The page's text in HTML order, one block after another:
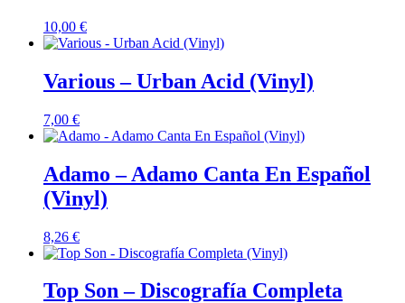
10,00 €
Various – Urban Acid (Vinyl)
7,00 €
Adamo – Adamo Canta En Español
(Vinyl)
8,26 €
Top Son – Discografía Completa